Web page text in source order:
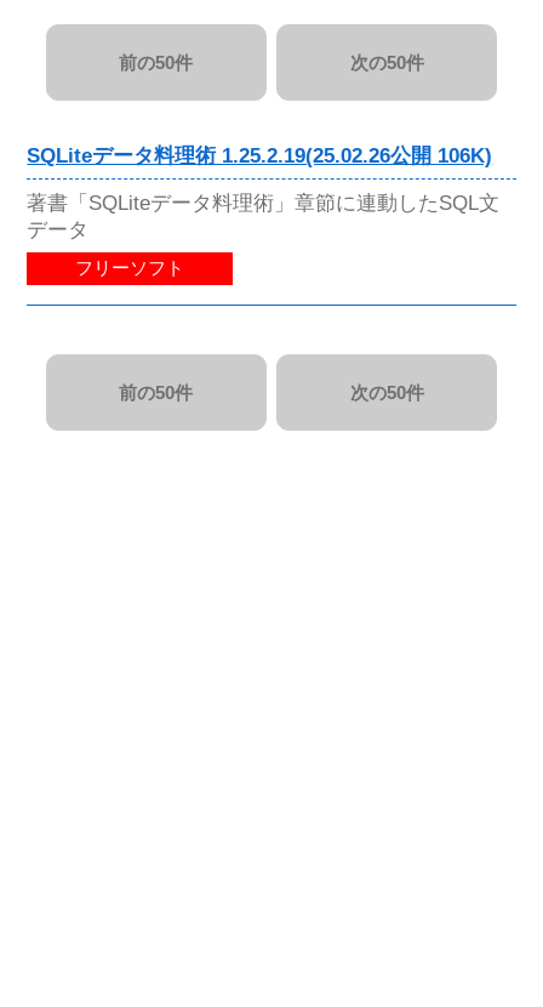
前の50件 次の50件
SQLiteデータ料理術 1.25.2.19(25.02.26公開 106K)
著書「SQLiteデータ料理術」章節に連動したSQL文
データ
フリーソフト
前の50件 次の50件